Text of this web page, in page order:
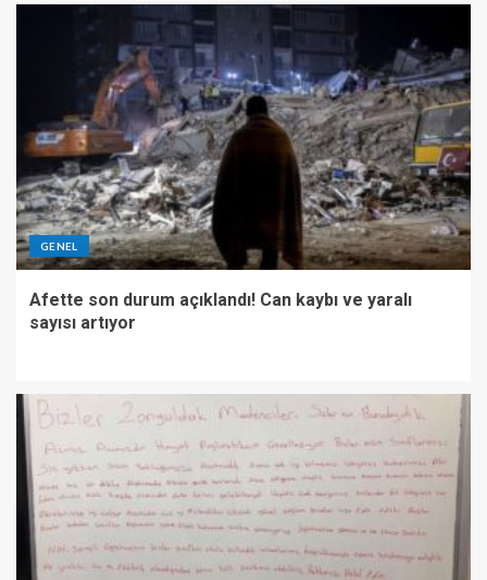
GENEL
Afette son durum açıklandı! Can kaybı ve yaralı
sayısı artıyor